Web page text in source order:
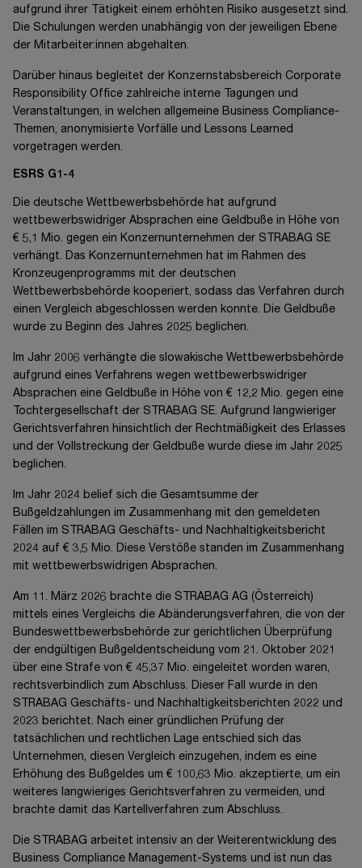
aufgrund ihrer Tätigkeit einem erhöhten Risiko ausgesetzt sind.
Die Schulungen werden unabhängig von der jeweiligen Ebene
der Mitarbeiter:innen abgehalten.
Darüber hinaus begleitet der Konzernstabsbereich Corporate
Responsibility Office zahlreiche interne Tagungen und
Veranstaltungen, in welchen allgemeine Business Compliance-
Themen, anonymisierte Vorfälle und Lessons Learned
vorgetragen werden.
ESRS G1-4
Die deutsche Wettbewerbsbehörde hat aufgrund
wettbewerbswidriger Absprachen eine Geldbuße in Höhe von
€ 5,1 Mio. gegen ein Konzernunternehmen der STRABAG SE
verhängt. Das Konzernunternehmen hat im Rahmen des
Kronzeugenprogramms mit der deutschen
Wettbewerbsbehörde kooperiert, sodass das Verfahren durch
einen Vergleich abgeschlossen werden konnte. Die Geldbuße
wurde zu Beginn des Jahres 2025 beglichen.
Im Jahr 2006 verhängte die slowakische Wettbewerbsbehörde
aufgrund eines Verfahrens wegen wettbewerbswidriger
Absprachen eine Geldbuße in Höhe von € 12,2 Mio. gegen eine
Tochtergesellschaft der STRABAG SE. Aufgrund langwieriger
Gerichtsverfahren hinsichtlich der Rechtmäßigkeit des Erlasses
und der Vollstreckung der Geldbuße wurde diese im Jahr 2025
beglichen.
Im Jahr 2024 belief sich die Gesamtsumme der
Bußgeldzahlungen im Zusammenhang mit den gemeldeten
Fällen im STRABAG Geschäfts- und Nachhaltigkeitsbericht
2024 auf € 3,5 Mio. Diese Verstöße standen im Zusammenhang
mit wettbewerbswidrigen Absprachen.
Am 11. März 2026 brachte die STRABAG AG (Österreich)
mittels eines Vergleichs die Abänderungsverfahren, die von der
Bundeswettbewerbsbehörde zur gerichtlichen Überprüfung
der endgültigen Bußgeldentscheidung vom 21. Oktober 2021
über eine Strafe von € 45,37 Mio. eingeleitet worden waren,
rechtsverbindlich zum Abschluss. Dieser Fall wurde in den
STRABAG Geschäfts- und Nachhaltigkeitsberichten 2022 und
2023 berichtet. Nach einer gründlichen Prüfung der
tatsächlichen und rechtlichen Lage entschied sich das
Unternehmen, diesen Vergleich einzugehen, indem es eine
Erhöhung des Bußgeldes um € 100,63 Mio. akzeptierte, um ein
weiteres langwieriges Gerichtsverfahren zu vermeiden, und
brachte damit das Kartellverfahren zum Abschluss.
Die STRABAG arbeitet intensiv an der Weiterentwicklung des
Business Compliance Management-Systems und ist nun das